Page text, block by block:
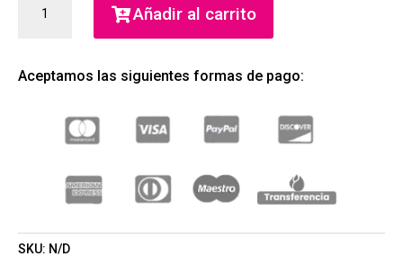
CLUB
LAUREN)
CANTIDAD
Añadir al carrito
Aceptamos las siguientes formas de pago:
SKU: N/D